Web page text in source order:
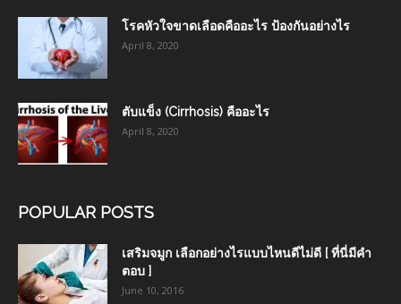
โรคหัวใจขาดเลือดคืออะไร ป้องกันอย่างไร
April 8, 2020
ตับแข็ง (Cirrhosis) คืออะไร
April 8, 2020
POPULAR POSTS
เสริมจมูก เลือกอย่างไรแบบไหนดีไม่ดี [ ที่นี่มีคำ
ตอบ ]
June 10, 2016